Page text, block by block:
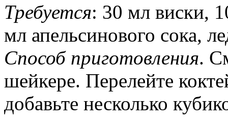
Требуется: 30 мл виски,
мл апельсинового сока,
Способ приготовления.
шейкере. Перелейте
добавьте несколько